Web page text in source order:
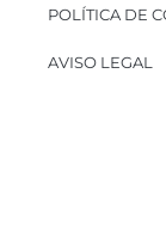
POLÍTICA DE
AVISO LEGAL